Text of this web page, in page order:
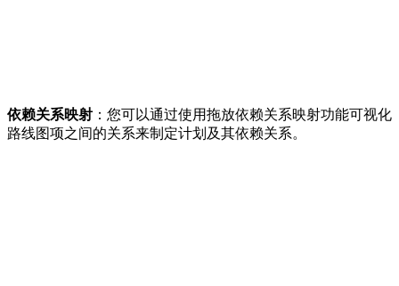
依赖关系映射 ：您可以通过使用拖放依赖关系映射功能可视化
路线图项之间的关系来制定计划及其依赖关系。